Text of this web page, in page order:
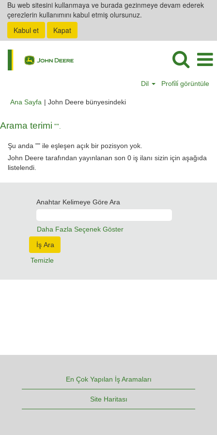
Bu web sitesini kullanmaya ve burada gezinmeye devam ederek
çerezlerin kullanımını kabul etmiş olursunuz.
Kabul et
Kapat
Dil Profi̇li̇ görüntüle
Ana Sayfa | John Deere bünyesindeki(mevcut
Arama terimi "".
Şu anda "" ile eşleşen açık bir pozisyon yok.
John Deere tarafından yayınlanan son 0 iş ilanı sizin için aşağıda
listelendi.
Anahtar Kelimeye Göre Ara
Daha Fazla Seçenek Göster
Temizle
En Çok Yapılan İş Aramaları
Site Haritası